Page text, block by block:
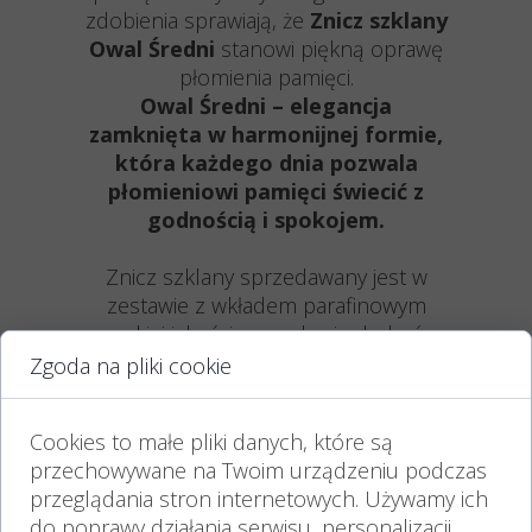
zdobienia sprawiają, że Znicz szklany
Owal Średni stanowi piękną oprawę
płomienia pamięci.
Owal Średni – elegancja
zamknięta w harmonijnej formie,
która każdego dnia pozwala
płomieniowi pamięci świecić z
godnością i spokojem.
Znicz szklany sprzedawany jest w
zestawie z wkładem parafinowym
wysokiej jakości - wypala się do końca
bez zabrudzenia szkła
oraz wyposażony jest w kapturek
Znicze szklane produkujemy z
wysokiej jakości, certyfikowanych
polskich materiałów.
Zgoda na pliki cookie
Cookies to małe pliki danych, które są
przechowywane na Twoim urządzeniu podczas
przeglądania stron internetowych. Używamy ich